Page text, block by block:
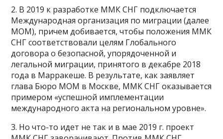
2. В 2019 к разработке ММК СНГ подключается
Международная организация по миграции (далее
МОМ), причем добивается, чтобы положения ММК
СНГ соответствовали целям Глобального
договора о безопасной, упорядоченной и
легальной миграции, принятого в декабре 2018
года в Марракеше. В результате, как заявляет
глава Бюро МОМ в Москве, ММК СНГ оказывается
примером «успешной имплементации
международного акта на региональном уровне».
3. Но что-то идет не так и в мае 2019 г. проект